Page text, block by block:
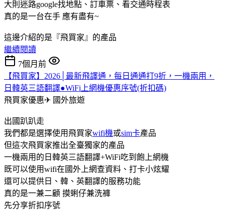
大則迷路google找地點、訂車票、看交通時程表
真的是一台在手 應有盡有~
這邊介紹的是『飛買家』的產品
繼續閱讀
7個月前
【飛買家】2026│最新飛譯通，每日通通打9折，一機兩用，
日韓英三語翻譯●WiFi上網機優惠序號(折扣碼)
飛買家優惠✈ 國外旅遊
出國趴趴走
我們都是選擇使用飛買家wifi機或sim卡產品
但這次飛買家推出全臺獨家的產品
一機兩用的日韓英三語翻譯+WiFi吃到飽上網機
既可以使用wifi在國外上網查資料、打卡小炫耀
還可以提供日、韓、英翻譯的服務功能
真的是一兼二顧 摸蜊仔兼洗褲
先分享折扣序號